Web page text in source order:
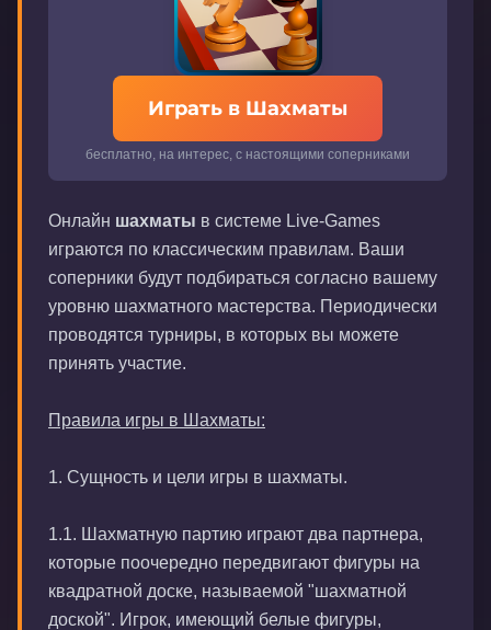
Играть в Шахматы
бесплатно, на интерес, с настоящими соперниками
Онлайн шахматы в системе Live-Games
играются по классическим правилам. Ваши
соперники будут подбираться согласно вашему
уровню шахматного мастерства. Периодически
проводятся турниры, в которых вы можете
принять участие.
Правила игры в Шахматы:
1. Сущность и цели игры в шахматы.
1.1. Шахматную партию играют два партнера,
которые поочередно передвигают фигуры на
квадратной доске, называемой "шахматной
доской". Игрок, имеющий белые фигуры,